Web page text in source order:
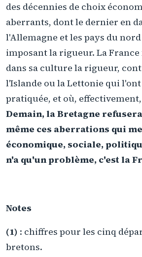
des décennies de choix
aberrants, dont le dernier en
l'Allemagne et les pays du
imposant la rigueur. La France
dans sa culture la rigueur,
l'Islande ou la Lettonie qui
pratiquée, et où,
Demain, la Bretagne
même ces aberrations qui
économique, sociale,
n'a qu'un problème, c'est la
Notes
(1) : chiffres pour les cinq
bretons.